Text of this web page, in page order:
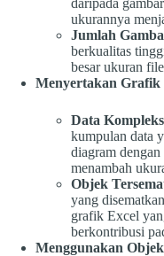
ukurannya
Jumlah
berkualitas
besar ukuran
Menyertakan Grafik
Data
kumpulan data
diagram
menambah
Objek
yang
grafik Excel
berkontribusi
Menggunakan